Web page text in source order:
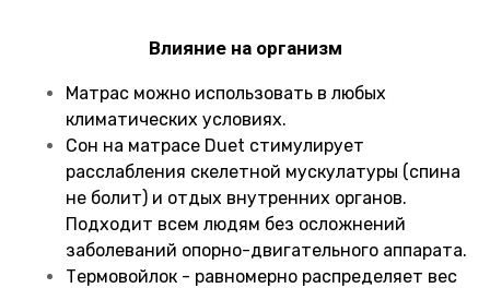
Влияние на организм
Матрас можно использовать в любых
климатических условиях.
Сон на матрасе Duet стимулирует
расслабления скелетной мускулатуры (спина
не болит) и отдых внутренних органов.
Подходит всем людям без осложнений
заболеваний опорно-двигательного аппарата.
Термовойлок - равномерно распределяет вес